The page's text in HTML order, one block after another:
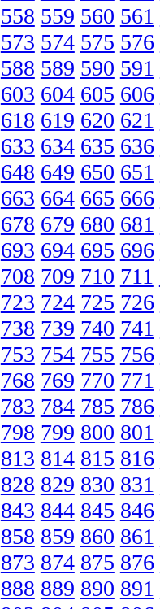
558 559 560 561
573 574 575 576
588 589 590 591
603 604 605 606
618 619 620 621
633 634 635 636
648 649 650 651
663 664 665 666
678 679 680 681
693 694 695 696
708 709 710 711
723 724 725 726
738 739 740 741
753 754 755 756
768 769 770 771
783 784 785 786
798 799 800 801
813 814 815 816
828 829 830 831
843 844 845 846
858 859 860 861
873 874 875 876
888 889 890 891